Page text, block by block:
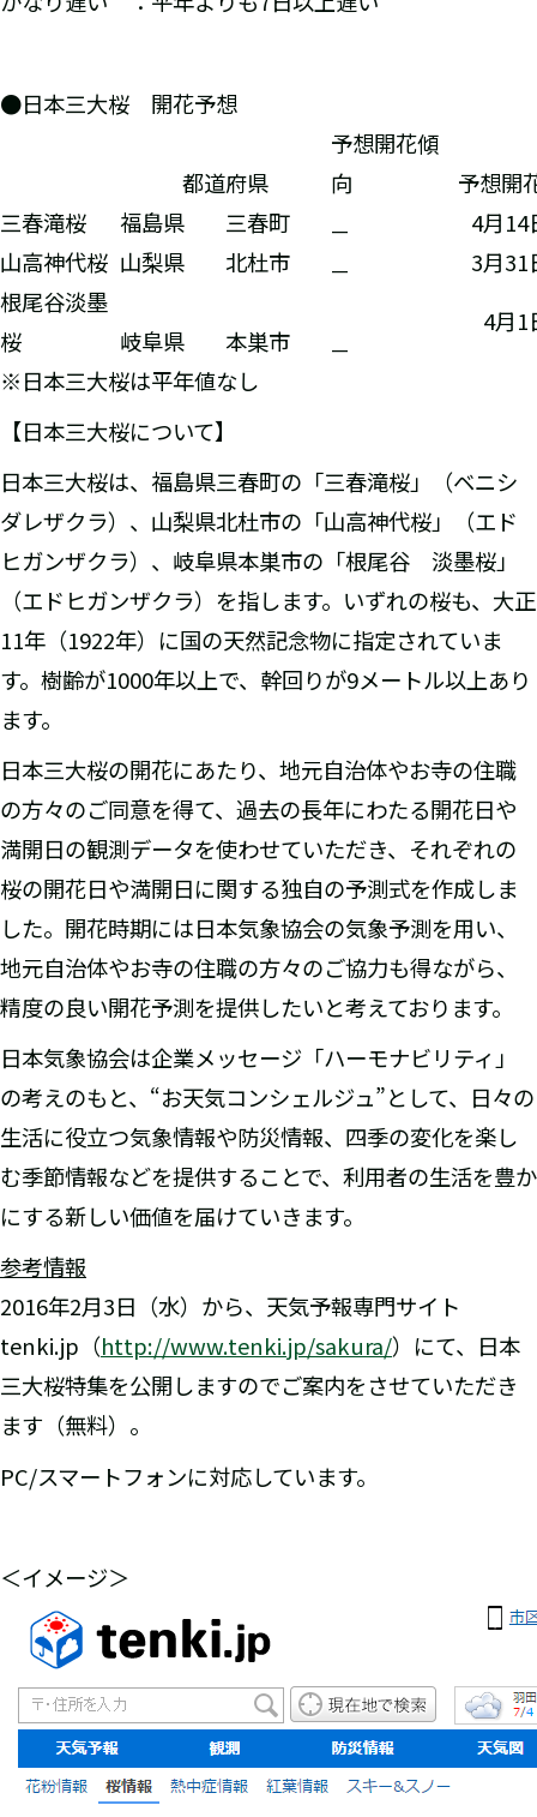
●日本三大桜 開花予想
都道府県
予想開花傾
向
予想開
三春滝桜
福島県 三春町 —
4月14
山高神代桜 山梨県 北杜市 —
3月31
根尾谷淡墨
桜
岐阜県 本巣市 —
4月1
※日本三大桜は平年値なし
【日本三大桜について】
日本三大桜は、福島県三春町の「三春滝桜」（ベニシ
ダレザクラ）、山梨県北杜市の「山高神代桜」（エド
ヒガンザクラ）、岐阜県本巣市の「根尾谷 淡墨桜」
（エドヒガンザクラ）を指します。いずれの桜も、大正
11年（1922年）に国の天然記念物に指定されていま
す。樹齢が1000年以上で、幹回りが9メートル以上あり
ます。
日本三大桜の開花にあたり、地元自治体やお寺の住職
の方々のご同意を得て、過去の長年にわたる開花日や
満開日の観測データを使わせていただき、それぞれの
桜の開花日や満開日に関する独自の予測式を作成しま
した。開花時期には日本気象協会の気象予測を用い、
地元自治体やお寺の住職の方々のご協力も得ながら、
精度の良い開花予測を提供したいと考えております。
日本気象協会は企業メッセージ「ハーモナビリティ」
の考えのもと、“お天気コンシェルジュ”として、日々の
生活に役立つ気象情報や防災情報、四季の変化を楽し
む季節情報などを提供することで、利用者の生活を豊か
にする新しい価値を届けていきます。
参考情報
2016年2月3日（水）から、天気予報専門サイト
tenki.jp（http://www.tenki.jp/sakura/）にて、日本
三大桜特集を公開しますのでご案内をさせていただき
ます（無料）。
PC/スマートフォンに対応しています。
＜イメージ＞